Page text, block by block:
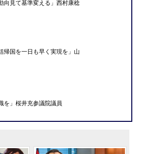
向見て基準変える」西村康稔
帰国を一日も早く実現を」山
を」桜井充参議院議員